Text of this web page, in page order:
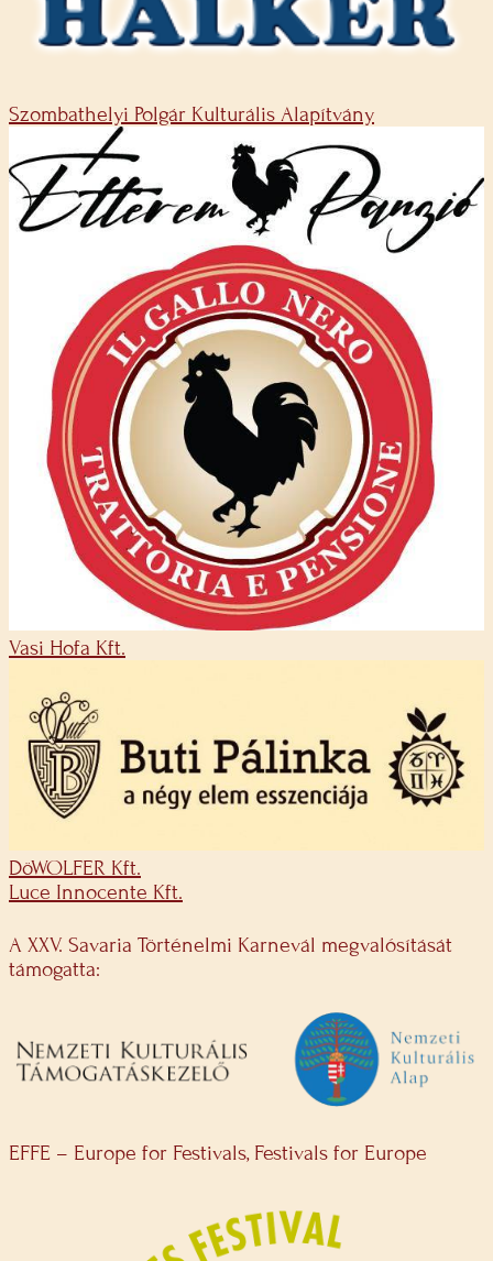
Szombathelyi Polgár Kulturális Alapítvány
Vasi Hofa Kft.
DöWOLFER Kft.
Luce Innocente Kft.
A XXV. Savaria Történelmi Karnevál megvalósítását
támogatta:
EFFE – Europe for Festivals, Festivals for Europe